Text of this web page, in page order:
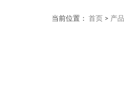
当前位置： 首页 > 产